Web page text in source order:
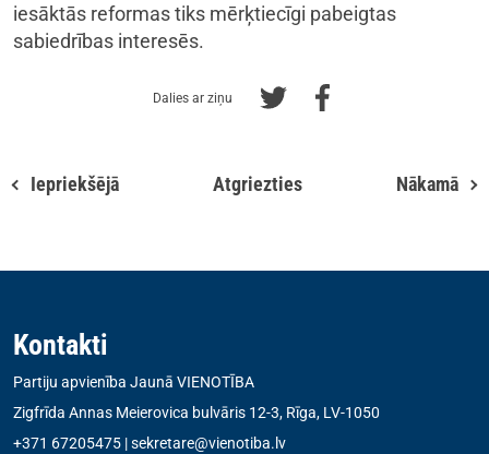
iesāktās reformas tiks mērķtiecīgi pabeigtas
sabiedrības interesēs.
Dalies ar ziņu
Iepriekšējā Atgriezties Nākamā
Kontakti
Partiju apvienība Jaunā VIENOTĪBA
Zigfrīda Annas Meierovica bulvāris 12-3, Rīga, LV-1050
+371 67205475 |sekretare@vienotiba.lv